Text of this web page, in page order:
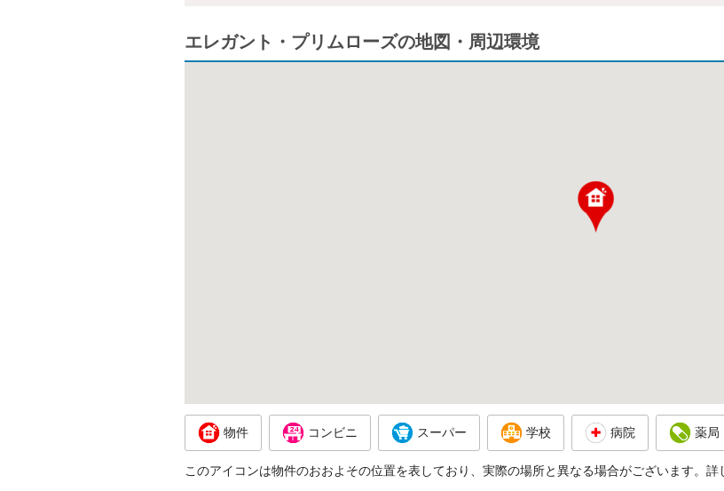
エレガント・プリムローズの地図・周辺環境
物件 コンビニ スーパー 学校 病院 薬局
このアイコンは物件のおおよその位置を表しており、実際の場所と異なる場合がございます。詳